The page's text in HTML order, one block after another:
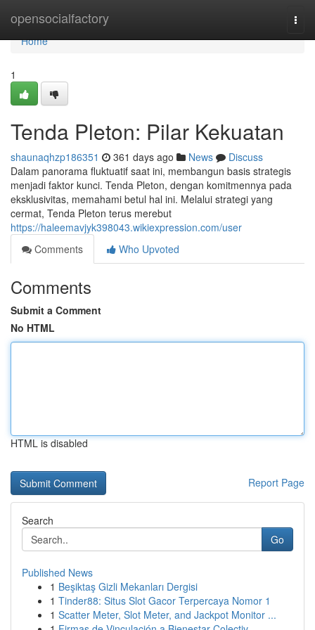
opensocialfactory
Home
Home
1
Tenda Pleton: Pilar Kekuatan
shaunaqhzp186351 361 days ago News
Discuss
Dalam panorama fluktuatif saat ini, membangun basis strategis
menjadi faktor kunci. Tenda Pleton, dengan komitmennya pada
eksklusivitas, memahami betul hal ini. Melalui strategi yang
cermat, Tenda Pleton terus merebut
https://haleemavjyk398043.wikiexpression.com/user
Comments
Who Upvoted
Comments
Submit a Comment
No HTML
HTML is disabled
Report Page
Search
Go
Published News
1 Beşiktaş Gizli Mekanları Dergisi
1 Tinder88: Situs Slot Gacor Terpercaya Nomor 1
1 Scatter Meter, Slot Meter, and Jackpot Monitor ...